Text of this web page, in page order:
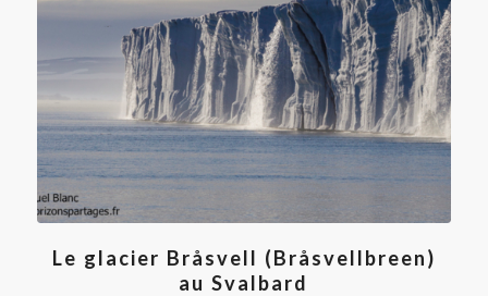
Le glacier Bråsvell (Bråsvellbreen)
au Svalbard